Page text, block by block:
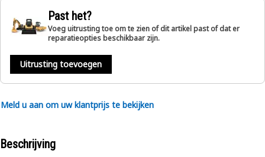
Past het?
Voeg uitrusting toe om te zien of dit artikel past of dat er
reparatieopties beschikbaar zijn.
Uitrusting toevoegen
Meld u aan om uw klantprijs te bekijken
Beschrijving